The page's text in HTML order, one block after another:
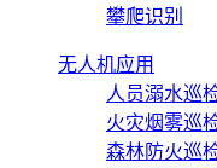
攀爬识别
无人机应用
人员溺水巡
火灾烟雾巡
森林防火巡